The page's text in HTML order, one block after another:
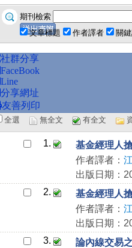
期刊檢索
文章標題
作者譯者 關
社群分享
FaceBook
Line
分享網址
友善列印
全選 無全文 有全文
1.
基金經理人
作者譯者：
出版日期：
2.
基金經理人
作者譯者：
出版日期：
3.
論內線交易